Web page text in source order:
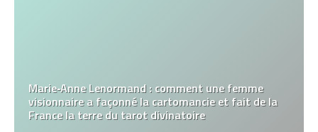
Marie‑Anne Lenormand : comment une femme
visionnaire a façonné la cartomancie et fait de la
France la terre du tarot divinatoire